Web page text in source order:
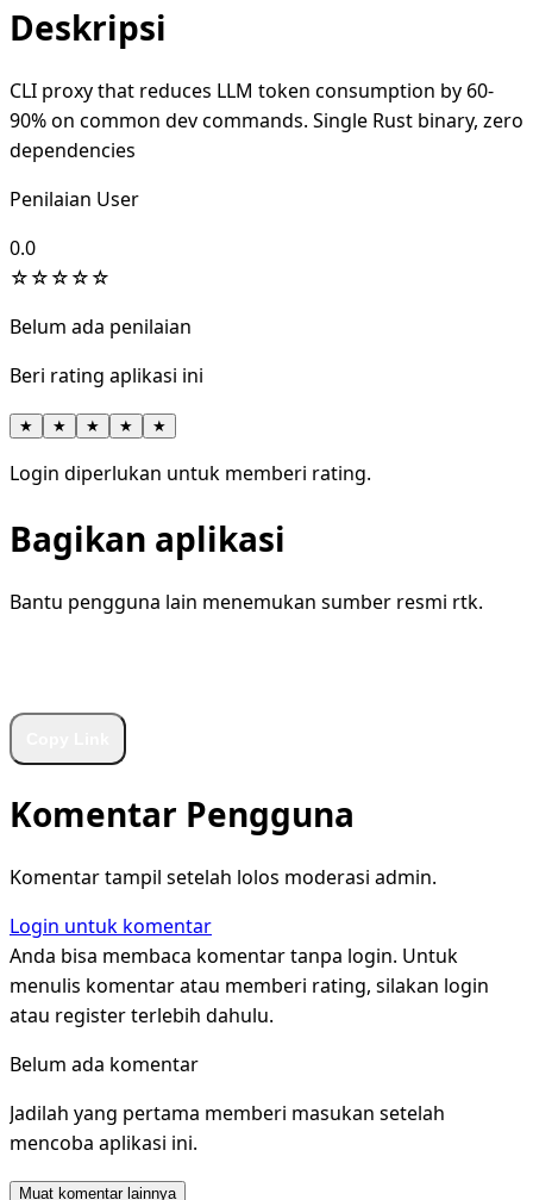
Deskripsi
CLI proxy that reduces LLM token consumption by 60-
90% on common dev commands. Single Rust binary, zero
dependencies
Penilaian User
0.0
☆☆☆☆☆
Belum ada penilaian
Beri rating aplikasi ini
★ ★ ★ ★ ★
Login diperlukan untuk memberi rating.
Bagikan aplikasi
Bantu pengguna lain menemukan sumber resmi rtk.
Komentar Pengguna
Komentar tampil setelah lolos moderasi admin.
Login untuk komentar
Anda bisa membaca komentar tanpa login. Untuk
menulis komentar atau memberi rating, silakan login
atau register terlebih dahulu.
Belum ada komentar
Jadilah yang pertama memberi masukan setelah
mencoba aplikasi ini.
Muat komentar lainnya